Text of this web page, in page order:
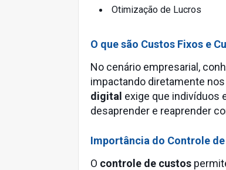
Otimização de Lucros
O que são Custos Fixos e
No cenário empresarial,
impactando diretamente
digital exige que indivíduos
desaprender e reaprender
Importância do Controle
O controle de custos